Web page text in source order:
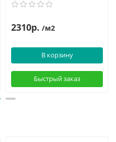
2310р. /м2
В корзину
Быстрый заказ